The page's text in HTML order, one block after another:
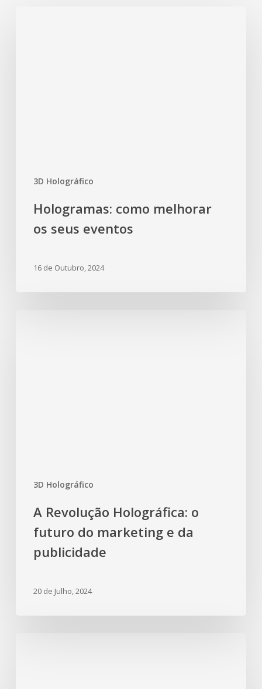
3D Holográfico
Hologramas: como melhorar
os seus eventos
16 de Outubro, 2024
3D Holográfico
A Revolução Holográfica: o
futuro do marketing e da
publicidade
20 de Julho, 2024